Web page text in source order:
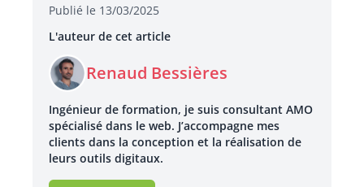
Publié le 13/03/2025
L'auteur de cet article
Renaud Bessières
Ingénieur de formation, je suis consultant AMO
spécialisé dans le web. J’accompagne mes
clients dans la conception et la réalisation de
leurs outils digitaux.